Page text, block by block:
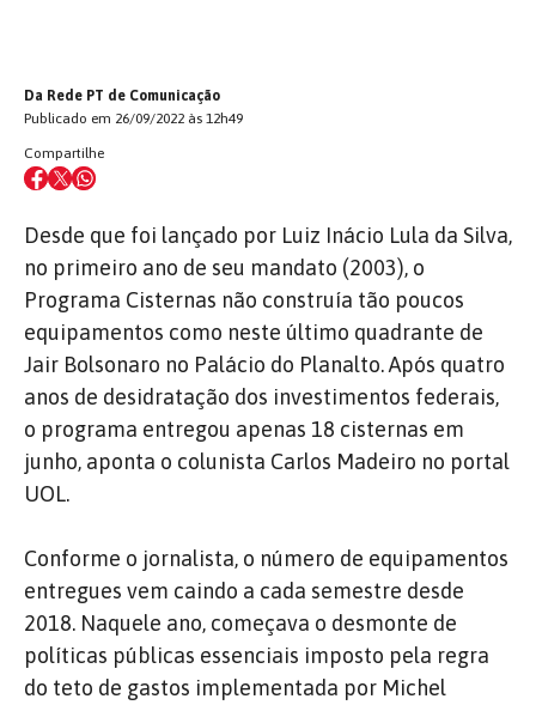
Da Rede PT de Comunicação
Publicado em 26/09/2022 às 12h49
Compartilhe
Desde que foi lançado por Luiz Inácio Lula da Silva,
no primeiro ano de seu mandato (2003), o
Programa Cisternas não construía tão poucos
equipamentos como neste último quadrante de
Jair Bolsonaro no Palácio do Planalto. Após quatro
anos de desidratação dos investimentos federais,
o programa entregou apenas 18 cisternas em
junho, aponta o colunista Carlos Madeiro no portal
UOL.
Conforme o jornalista, o número de equipamentos
entregues vem caindo a cada semestre desde
2018. Naquele ano, começava o desmonte de
políticas públicas essenciais imposto pela regra
do teto de gastos implementada por Michel